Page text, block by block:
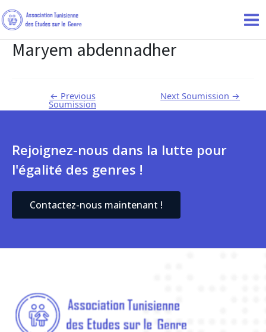
Maryem abdennadher
← Previous
Soumission
Next Soumission →
Rejoignez-nous dans la lutte pour
l'égalité des genres !
Contactez-nous maintenant !